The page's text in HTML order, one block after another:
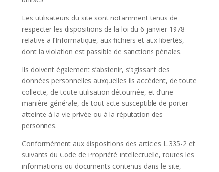
Les utilisateurs du site sont notamment tenus de
respecter les dispositions de la loi du 6 janvier 1978
relative à l’Informatique, aux fichiers et aux libertés,
dont la violation est passible de sanctions pénales.
Ils doivent également s’abstenir, s’agissant des
données personnelles auxquelles ils accèdent, de toute
collecte, de toute utilisation détournée, et d’une
manière générale, de tout acte susceptible de porter
atteinte à la vie privée ou à la réputation des
personnes.
Conformément aux dispositions des articles L.335-2 et
suivants du Code de Propriété Intellectuelle, toutes les
informations ou documents contenus dans le site,